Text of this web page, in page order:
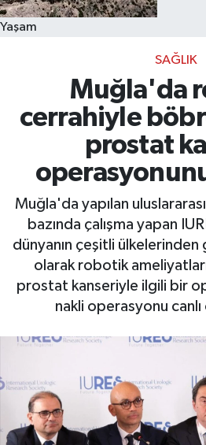
Yaşam
SAĞLIK
Muğla'da
cerrahiyle
prostat
Muğla'da yapılan
bazında çalışma yapan
dünyanın çeşitli ülkelerinden
olarak robotik
prostat kanseriyle ilgili bir
nakli operasyonu